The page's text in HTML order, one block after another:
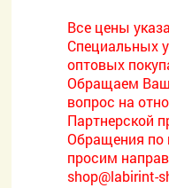
Все цены
Специальных
оптовых
Обращаем
вопрос на
Партнерской
Обращения по
просим
shop@labirint-